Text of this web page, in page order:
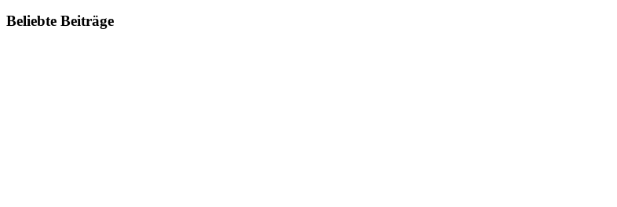
Beliebte Beiträge